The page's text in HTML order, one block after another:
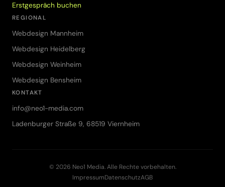
Erstgespräch buchen
REGIONAL
Webdesign Mannheim
Webdesign Heidelberg
Webdesign Weinheim
Webdesign Bensheim
KONTAKT
info@neo1-media.com
Ladenburger Straße 9, 68519 Viernheim
© 2026 Neo1 Media. Alle Rechte vorbehalten.
ImpressumDatenschutzAGB